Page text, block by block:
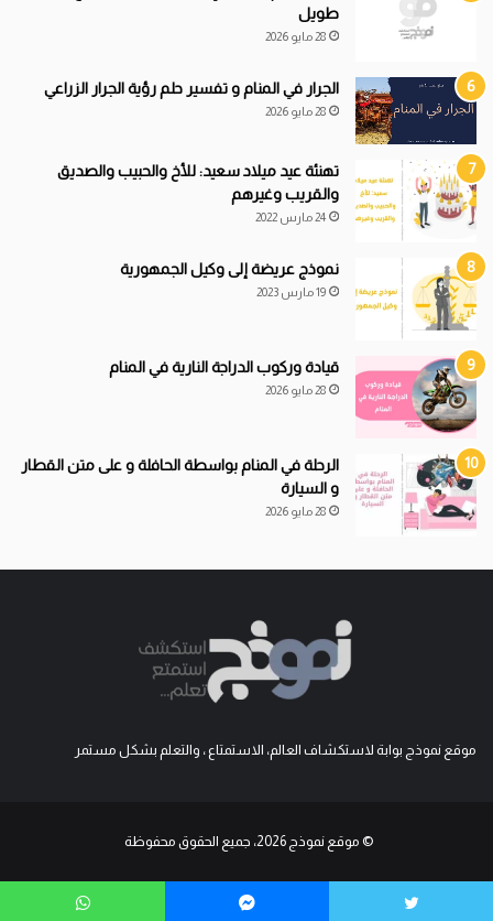
طويل
28 مايو 2026
الجرار في المنام و تفسير حلم رؤية الجرار الزراعي
28 مايو 2026
تهنئة عيد ميلاد سعيد: للأخ والحبيب والصديق
والقريب وغيرهم
24 مارس 2022
نموذج عريضة إلى وكيل الجمهورية
19 مارس 2023
قيادةوركوب الدراجة النارية في المنام
28 مايو 2026
الرحلة في المنام بواسطة الحافلة و على متن القطار
و السيارة
28 مايو 2026
موقع نموذج بوابة لاستكشاف العالم، الاستمتاع ، والتعلم بشكل مستمر
© موقع نموذج 2026، جميع الحقوق محفوظة